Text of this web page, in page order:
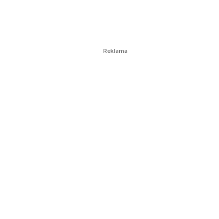
Reklama